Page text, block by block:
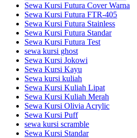
Sewa Kursi Futura Cover Warna
Sewa Kursi Futura FTR-405
Sewa Kursi Futura Stainless
Sewa Kursi Futura Standar
Sewa Kursi Futura Test
sewa kursi ghost
Sewa Kursi Jokowi
Sewa Kursi Kayu
Sewa kursi kuliah
Sewa Kursi Kuliah Lipat
Sewa Kursi Kuliah Merah
Sewa Kursi Olivia Acrylic
Sewa Kursi Puff
sewa kursi scramble
Sewa Kursi Standar